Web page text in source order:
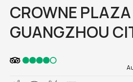
CROWNE PLAZA
GUANGZHOU
CENTRE